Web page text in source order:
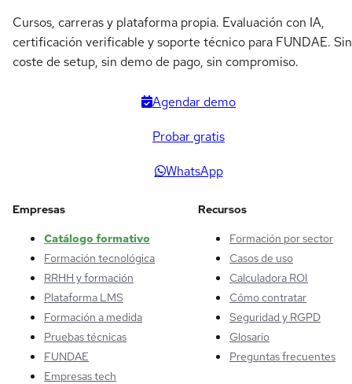
Cursos, carreras y plataforma propia. Evaluación con IA,
certificación verificable y soporte técnico para FUNDAE. Sin
coste de setup, sin demo de pago, sin compromiso.
Agendar demo
Probar gratis
WhatsApp
Empresas
Catálogo formativo
Formación tecnológica
RRHH y formación
Plataforma LMS
Formación a medida
Pruebas técnicas
FUNDAE
Empresas tech
Recursos
Formación por sector
Casos de uso
Calculadora ROI
Cómo contratar
Seguridad y RGPD
Glosario
Preguntas frecuentes